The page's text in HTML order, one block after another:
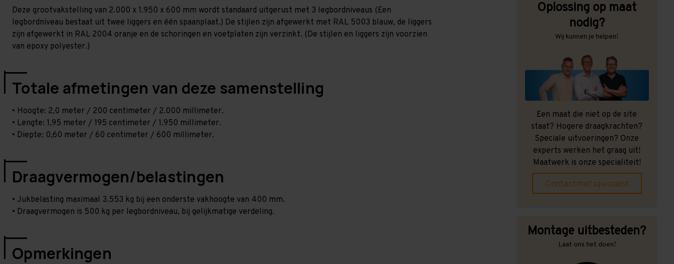
Deze grootvakstelling van 2.000 x 1.950 x 600 mm wordt standaard uitgerust met 3 legbordniveaus (Een
legbordniveau bestaat uit twee liggers en één spaanplaat.) De stijlen zijn afgewerkt met RAL 5003 blauw, de liggers
zijn afgewerkt in RAL 2004 oranje en de schoringen en voetplaten zijn verzinkt. (De stijlen en liggers zijn voorzien
van epoxy polyester.)
Totale afmetingen van deze samenstelling
• Hoogte: 2,0 meter / 200 centimeter / 2.000 millimeter.
• Lengte: 1,95 meter / 195 centimeter / 1.950 millimeter.
• Diepte: 0,60 meter / 60 centimeter / 600 millimeter.
Draagvermogen/belastingen
• Jukbelasting maximaal 3.553 kg bij een onderste vakhoogte van 400 mm.
• Draagvermogen is 500 kg per legbordniveau, bij gelijkmatige verdeling.
Opmerkingen
Oplossing op maat
nodig?
Wij kunnen je helpen!
Een maat die niet op de site
staat? Hogere draagkrachten?
Speciale uitvoeringen? Onze
experts werken het graag uit!
Maatwerk is onze specialiteit!
Contact met specialist
Montage uitbesteden?
Laat ons het doen!